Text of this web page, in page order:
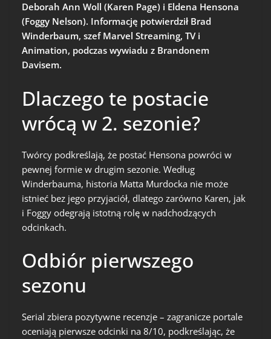
Deborah Ann Woll (Karen Page) i Eldena Hensona
(Foggy Nelson). Informację potwierdził Brad
Winderbaum, szef Marvel Streaming, TV i
Animation, podczas wywiadu z Brandonem
Davisem.
Dlaczego te postacie
wrócą w 2. sezonie?
Twórcy podkreślają, że postać Hensona powróci w
pewnej formie w drugim sezonie. Według
Winderbauma, historia Matta Murdocka nie może
istnieć bez jego przyjaciół, dlatego zarówno Karen, jak
i Foggy odegrają istotną rolę w nadchodzących
odcinkach.
Odbiór pierwszego
sezonu
Serial zbiera pozytywne recenzje – zagranicze portale
oceniają pierwsze odcinki na 8/10, podkreślając, że